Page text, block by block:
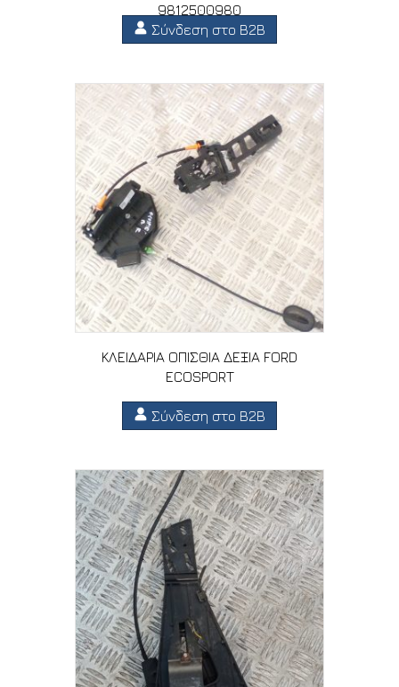
9812500980
Σύνδεση στο B2B
ΚΛΕΙΔΑΡΙΑ ΟΠΙΣΘΙΑ ΔΕΞΙΑ FORD
ECOSPORT
Σύνδεση στο B2B